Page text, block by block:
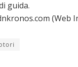
guida.
(Web